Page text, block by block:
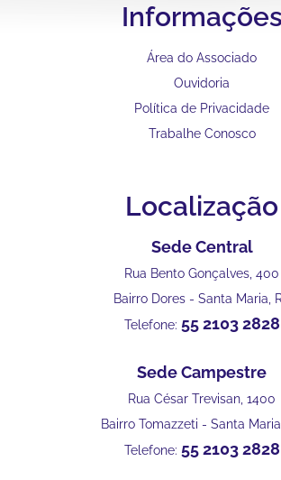
Informações
Área do Associado
Ouvidoria
Política de Privacidade
Trabalhe Conosco
Localização
Sede Central
Rua Bento Gonçalves, 400
Bairro Dores - Santa Maria,
Telefone: 55 2103 2828
Sede Campestre
Rua César Trevisan, 1400
Bairro Tomazzeti - Santa
Telefone: 55 2103 2828